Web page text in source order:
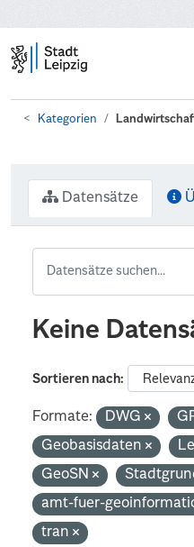
Kategorien
Datensätze
Keine
Sortieren nach
Formate: DWG
Geobasisdaten
GeoSN
amt-fuer-
tran